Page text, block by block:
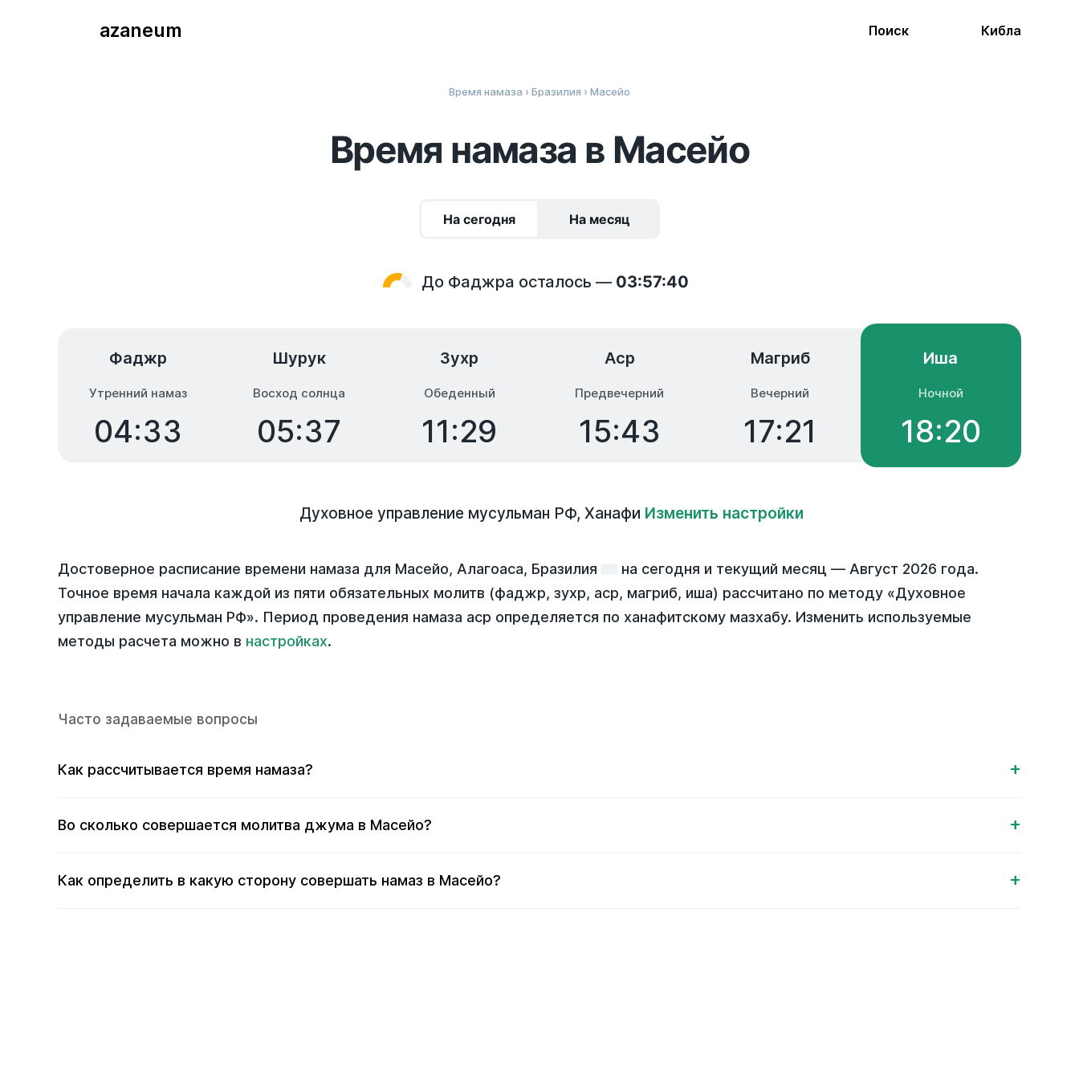
azaneum Поиск Кибла
Время намаза › Бразилия › Масейо
Время намаза в Масейо
На сегодня На месяц
До Фаджра осталось — 03:57:39
Фаджр
Утренний намаз
04:33
Шурук
Восход солнца
05:37
Зухр
Обеденный
11:29
Аср
Предвечерний
15:43
Магриб
Вечерний
17:21
Иша
Ночной
18:20
Духовное управление мусульман РФ, Ханафи Изменить настройки
Достоверное расписание времени намаза для Масейо, Алагоаса, Бразилия на сегодня и текущий месяц — Август 2026 года.
Точное время начала каждой из пяти обязательных молитв (фаджр, зухр, аср, магриб, иша) рассчитано по методу «Духовное
управление мусульман РФ». Период проведения намаза аср определяется по ханафитскому мазхабу. Изменить используемые
методы расчета можно в настройках.
Часто задаваемые вопросы
Как рассчитывается время намаза?
Во сколько совершается молитва джума в Масейо?
Как определить в какую сторону совершать намаз в Масейо?